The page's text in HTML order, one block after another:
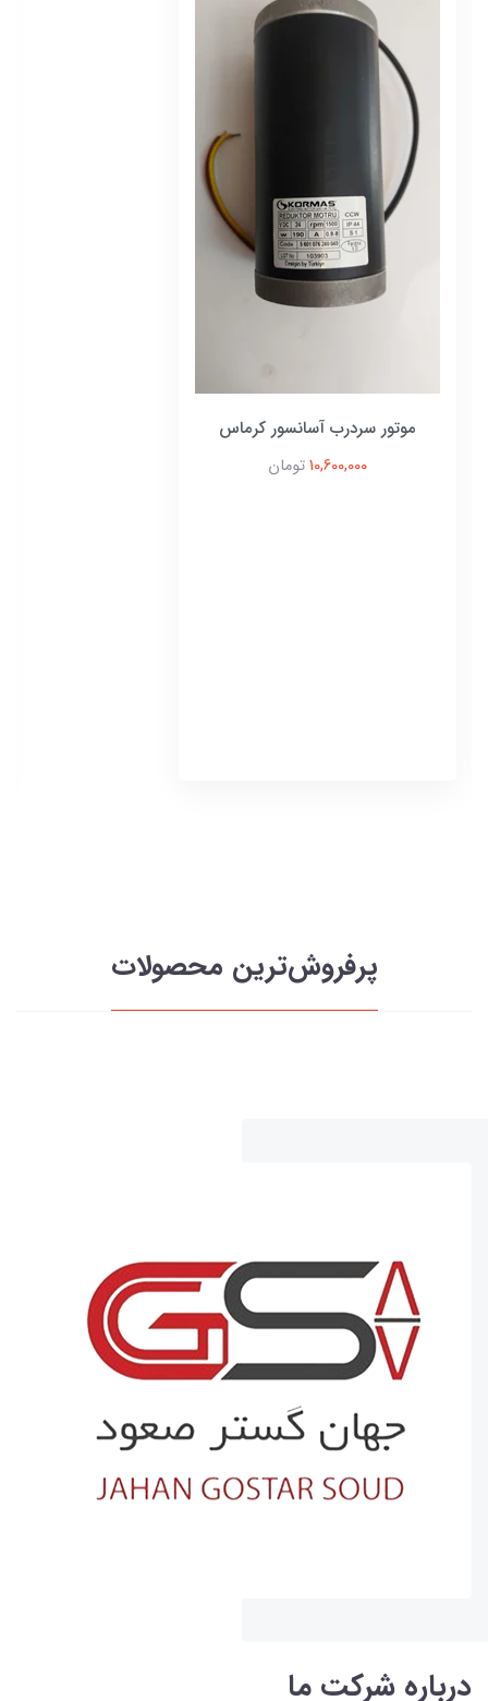
موتور سردرب آسانسور کرماس
10,600,000تومان
پرفروش‌ترین محصولات
درباره شرکت ما